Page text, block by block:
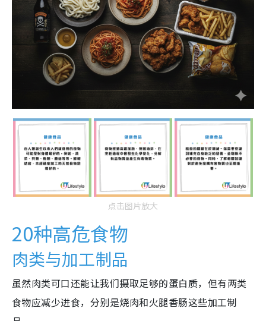
点击图片放大
20种高危食物
肉类与加工制品
虽然肉类可口还能让我们摄取足够的蛋白质，但有两类
食物应减少进食，分别是烧肉和火腿香肠这些加工制